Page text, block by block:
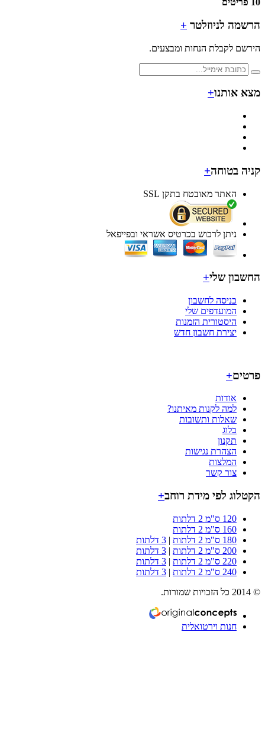
לניוזלטר+
לקבלת הנחות ומבצעים.
אותנו+
בטוחה+
האתר מאובטח בתקן SSL
ניתן לרכוש בכרטיס אשראי ובפייפאל
שלי+
כניסה לחשבון
המועדפים שלי
היסטורית הזמנות
יצירת חשבון חדש
+
אודות
למה לקנות מאיתנו?
שאלות ותשובות
בלוג
תקנון
הצהרת נגישות
המלצות
צור קשר
לפי מידת רוחב +
120 ס"מ 2 דלתות
160 ס"מ 2 דלתות
180 ס"מ 2 דלתות
|3 דלתות
200 ס"מ 2 דלתות
|3 דלתות
220 ס"מ 2 דלתות
|3 דלתות
240 ס"מ 2 דלתות
|3 דלתות
חנות וירטואלית